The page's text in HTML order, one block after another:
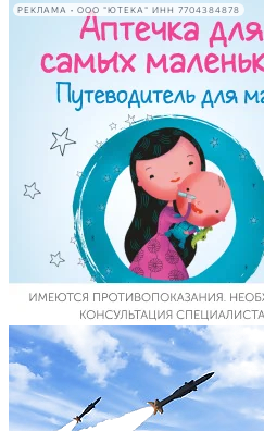
РЕКЛАМА • ООО "ЮТЕКА" ИНН 7704384878